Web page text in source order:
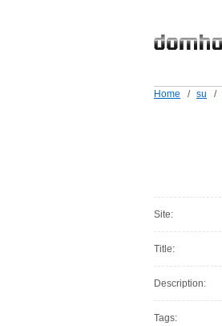
Home / su /
Site:
Title:
Description:
Tags: